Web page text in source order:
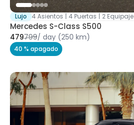
Lujo
4 Asientos | 4 Puertas | 2 Equipaje
Mercedes S-Class S500
479799/ day (250 km)
40 % apagado